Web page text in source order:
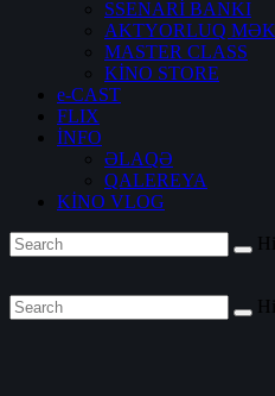
SSENARİ BANKI
AKTYORLUQ
MASTER CLASS
KİNO STORE
e-CAST
FLIX
İNFO
ƏLAQƏ
QALEREYA
KİNO VLOG